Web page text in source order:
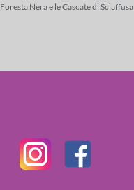
Foresta Nera e le Cascate di Sciaffusa